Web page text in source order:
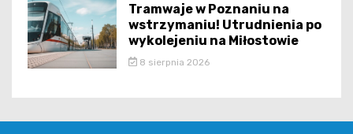
Tramwaje w Poznaniu na
wstrzymaniu! Utrudnienia po
wykolejeniu na Miłostowie
8 sierpnia 2026